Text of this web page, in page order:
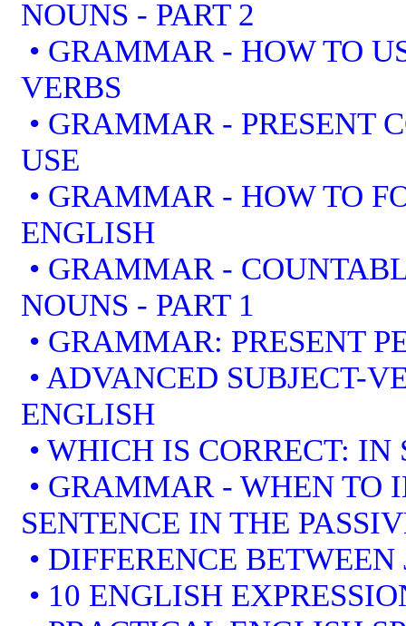
NOUNS - PART 2
• GRAMMAR - HOW TO
VERBS
• GRAMMAR - PRESENT
USE
• GRAMMAR - HOW TO
ENGLISH
• GRAMMAR -
NOUNS - PART 1
• GRAMMAR: PRESENT
• ADVANCED SUBJECT-
ENGLISH
• WHICH IS CORRECT: IN
• GRAMMAR - WHEN TO
SENTENCE IN THE
• DIFFERENCE
• 10 ENGLISH